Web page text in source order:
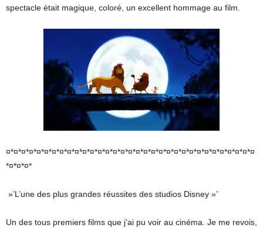
spectacle était magique, coloré, un excellent hommage au film.
¤*¤*¤*¤*¤*¤*¤*¤*¤*¤*¤*¤*¤*¤*¤*¤*¤*¤*¤*¤*¤*¤*¤*¤*¤*¤*¤*¤*¤*¤*¤*¤*¤
*¤*¤*¤*
»’L’une des plus grandes réussites des studios Disney »’
Un des tous premiers films que j’ai pu voir au cinéma. Je me revois,